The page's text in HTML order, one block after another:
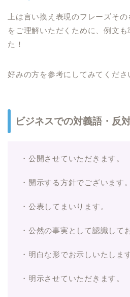
上は言い換え表現のフレーズそ
をご理解いただくために、例文
た！
好みの方を参考にしてみてくださ
ビジネスでの対義語・反
・公開させていただきます。
・開示する方針でございます。
・公表してまいります。
・公然の事実として認識して
・明白な形でお示しいたします
・明示させていただきます。